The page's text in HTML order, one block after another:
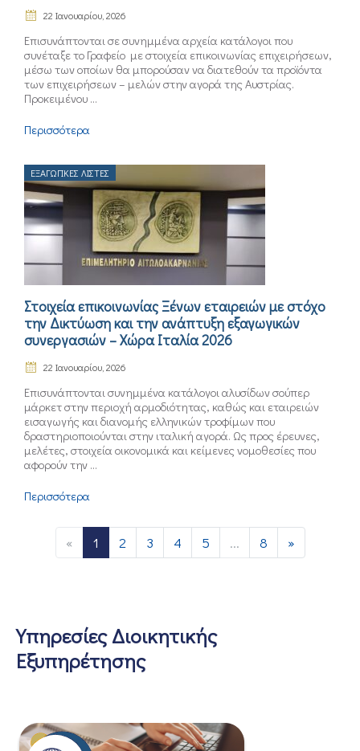
22 Ιανουαρίου, 2026
Επισυνάπτονται σε συνημμένα αρχεία κατάλογοι που
συνέταξε το Γραφείο με στοιχεία επικοινωνίας επιχειρήσεων,
μέσω των οποίων θα μπορούσαν να διατεθούν τα προϊόντα
των επιχειρήσεων – μελών στην αγορά της Αυστρίας.
Προκειμένου ...
Περισσότερα
ΕΞΑΓΩΓΙΚΈΣ ΛΊΣΤΕΣ
Στοιχεία επικοινωνίας Ξένων εταιρειών με στόχο
την Δικτύωση και την ανάπτυξη εξαγωγικών
συνεργασιών – Χώρα Ιταλία 2026
22 Ιανουαρίου, 2026
Επισυνάπτονται συνημμένα κατάλογοι αλυσίδων σούπερ
μάρκετ στην περιοχή αρμοδιότητας, καθώς και εταιρειών
εισαγωγής και διανομής ελληνικών τροφίμων που
δραστηριοποιούνται στην ιταλική αγορά. Ως προς έρευνες,
μελέτες, στοιχεία οικονομικά και κείμενες νομοθεσίες που
αφορούν την ...
Περισσότερα
« 1 2 3 4 5 ... 8 »
Υπηρεσίες Διοικητικής
Εξυπηρέτησης